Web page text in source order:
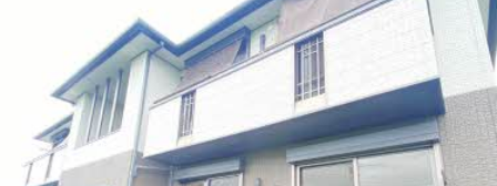
東北
関東
中部
関西
中国・四国
九州
市区郡・路線・駅から探す
通勤・通学時間から探す